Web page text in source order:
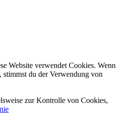
Website verwendet Cookies. Wenn
du der Verwendung von
zur Kontrolle von Cookies,